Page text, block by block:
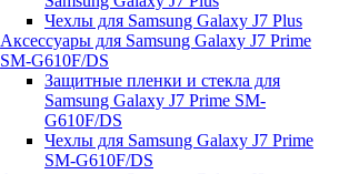
Чехлы для Samsung Galaxy J7 Plus
Аксессуары для Samsung Galaxy J7 Prime
SM-G610F/DS
Защитные пленки и стекла для
Samsung Galaxy J7 Prime SM-
G610F/DS
Чехлы для Samsung Galaxy J7 Prime
SM-G610F/DS